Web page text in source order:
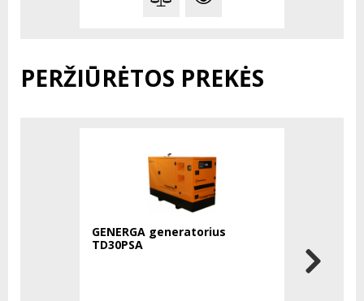
PERŽIŪRĖTOS PREKĖS
GENERGA generatorius
TD30PSA